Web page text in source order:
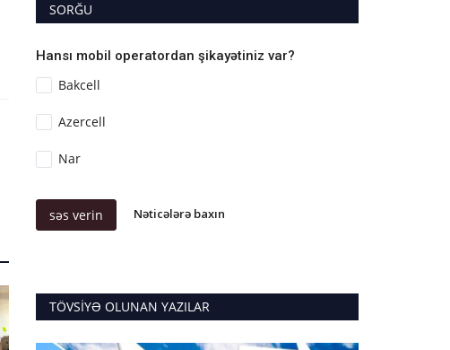
SORĞU
Hansı mobil operatordan şikayətiniz var?
Bakcell
Azercell
Nar
səs verin Nəticələrə baxın
TÖVSIYƏ OLUNAN YAZILAR